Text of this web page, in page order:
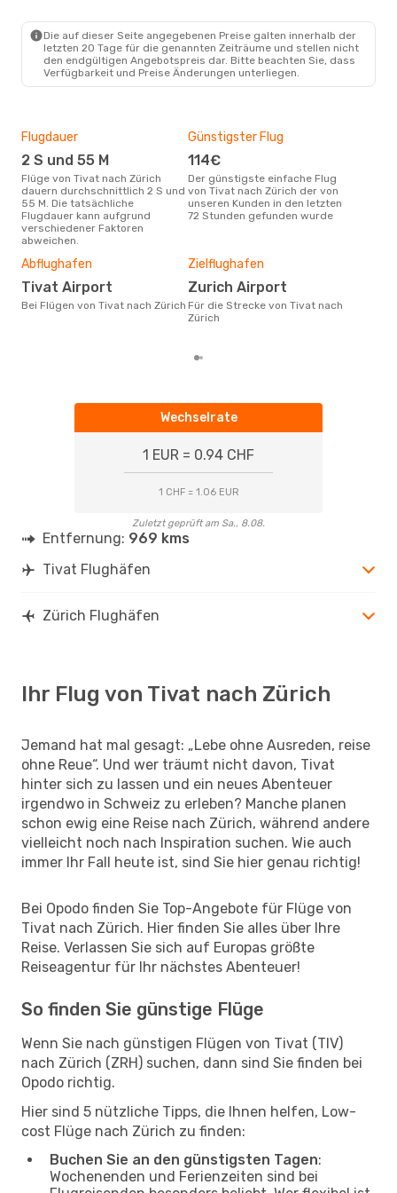
Die auf dieser Seite angegebenen Preise galten innerhalb der
letzten 20 Tage für die genannten Zeiträume und stellen nicht
den endgültigen Angebotspreis dar. Bitte beachten Sie, dass
Verfügbarkeit und Preise Änderungen unterliegen.
Flugdauer
2 S und 55 M
Flüge von Tivat nach Zürich
dauern durchschnittlich 2 S und
55 M. Die tatsächliche
Flugdauer kann aufgrund
verschiedener Faktoren
abweichen.
Günstigster Flug
114€
Der günstigste einfache Flug
von Tivat nach Zürich der von
unseren Kunden in den letzten
72 Stunden gefunden wurde
Abflughafen
Tivat Airport
Bei Flügen von Tivat nach Zürich
Zielflughafen
Zurich Airport
Für die Strecke von Tivat nach
Zürich
Wechselrate
1 EUR = 0.94 CHF
1 CHF = 1.06 EUR
Zuletzt geprüft am Sa., 8.08.
Entfernung: 969 kms
Tivat Flughäfen
Zürich Flughäfen
Ihr Flug von Tivat nach Zürich
Jemand hat mal gesagt: „Lebe ohne Ausreden, reise
ohne Reue“. Und wer träumt nicht davon, Tivat
hinter sich zu lassen und ein neues Abenteuer
irgendwo in Schweiz zu erleben? Manche planen
schon ewig eine Reise nach Zürich, während andere
vielleicht noch nach Inspiration suchen. Wie auch
immer Ihr Fall heute ist, sind Sie hier genau richtig!
Bei Opodo finden Sie Top-Angebote für Flüge von
Tivat nach Zürich. Hier finden Sie alles über Ihre
Reise. Verlassen Sie sich auf Europas größte
Reiseagentur für Ihr nächstes Abenteuer!
So finden Sie günstige Flüge
Wenn Sie nach günstigen Flügen von Tivat (TIV)
nach Zürich (ZRH) suchen, dann sind Sie finden bei
Opodo richtig.
Hier sind 5 nützliche Tipps, die Ihnen helfen, Low-
cost Flüge nach Zürich zu finden:
Buchen Sie an den günstigsten Tagen:
Wochenenden und Ferienzeiten sind bei